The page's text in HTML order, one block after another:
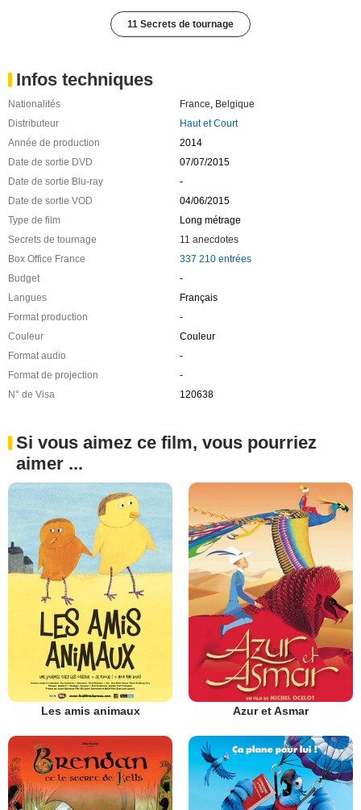
11 Secrets de tournage
Infos techniques
Nationalités France, Belgique
Distributeur
Haut et Court
Année de production
2014
Date de sortie DVD
07/07/2015
Date de sortie Blu-ray
-
Date de sortie VOD
04/06/2015
Type de film
Long métrage
Secrets de tournage
11 anecdotes
Box Office France
337 210 entrées
Budget
-
Langues
Français
Format production
-
Couleur
Couleur
Format audio
-
Format de projection
-
N° de Visa
120638
Si vous aimez ce film, vous pourriez
aimer ...
Les amis animaux Azur et Asmar